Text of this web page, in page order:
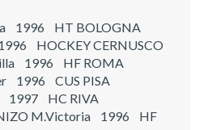
1996 HT BOLOGNA
HOCKEY CERNUSCO
1996 HF ROMA
1996 CUS PISA
1997 HC RIVA
M.Victoria 1996 HF